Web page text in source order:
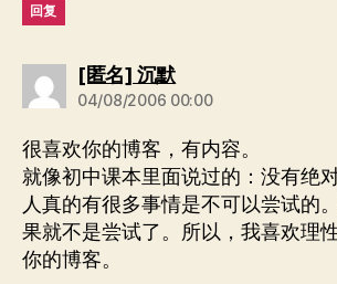
回复
[匿名] 沉默说：
04/08/2006 00:00
很喜欢你的博客，有内容。
就像初中课本里面说过的：没有绝
人真的有很多事情是不可以尝试的
果就不是尝试了。所以，我喜欢理
你的博客。